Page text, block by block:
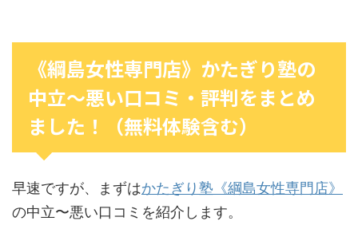
《綱島女性専門店》かたぎり塾の
中立〜悪い口コミ・評判をまとめ
ました！（無料体験含む）
早速ですが、まずはかたぎり塾《綱島女性専門店》
の中立〜悪い口コミを紹介します。